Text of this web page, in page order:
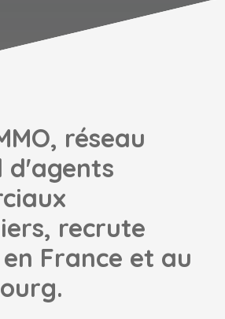
réseau
d'agents
recrute
France et au